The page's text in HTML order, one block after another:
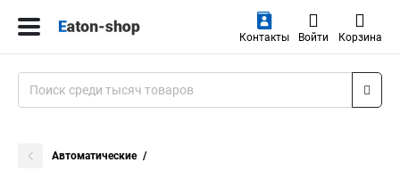
Контакты Войти Корзина
Автоматические